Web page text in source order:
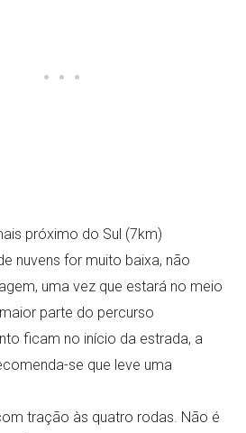
próximo do Sul (7km)
nuvens for muito baixa, não
uma vez que estará no meio
parte do percurso
ficam no início da estrada, a
se que leve uma
tração às quatro rodas. Não é